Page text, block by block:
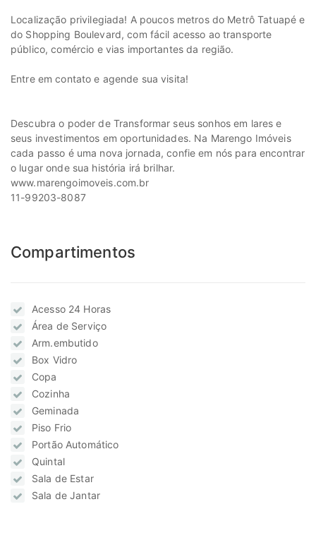
Localização privilegiada! A poucos metros do Metrô Tatuapé e
do Shopping Boulevard, com fácil acesso ao transporte
público, comércio e vias importantes da região.
Entre em contato e agende sua visita!
Descubra o poder de Transformar seus sonhos em lares e
seus investimentos em oportunidades. Na Marengo Imóveis
cada passo é uma nova jornada, confie em nós para encontrar
o lugar onde sua história irá brilhar.
www.marengoimoveis.com.br
11-99203-8087
Compartimentos
Acesso 24 Horas
Área de Serviço
Arm.embutido
Box Vidro
Copa
Cozinha
Geminada
Piso Frio
Portão Automático
Quintal
Sala de Estar
Sala de Jantar